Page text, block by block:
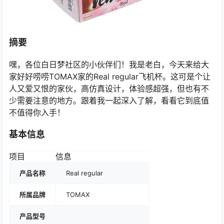
摘要
嘿，各位白日梦社区的小伙伴们！我是老白，今天来给大
家好好唠唠TOMAX家的Real regular飞机杯。这可是个让
人又爱又恨的家伙，高仿真设计，体验感超强，但也有不
少需要注意的地方。跟着我一起深入了解，看看它到底值
不值得你入手！
基本信息
项目 信息
产品名称 Real regular
所属品牌 TOMAX
产品型号